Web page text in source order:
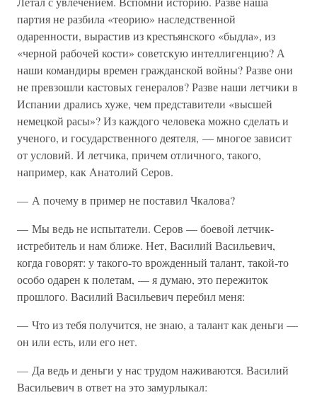
партия не разбила «теорию» наследственной
одаренности, вырастив из крестьянского «быдла», из
«черной рабочей кости» советскую интеллигенцию? А
наши командиры времен гражданской войны? Разве они
не превзошли кастовых генералов? Разве наши летчики в
Испании дрались хуже, чем представители «высшей
немецкой расы»? Из каждого человека можно сделать и
ученого, и государственного деятеля, — многое зависит
от условий. И летчика, причем отличного, такого,
например, как Анатолий Серов.
— А почему в пример не поставил Чкалова?
— Мы ведь не испытатели. Серов — боевой летчик-
истребитель и нам ближе. Нет, Василий Васильевич,
когда говорят: у такого-то врожденный талант, такой-то
особо одарен к полетам, — я думаю, это пережиток
прошлого. Василий Васильевич перебил меня:
— Что из тебя получится, не знаю, а талант как деньги —
он или есть, или его нет.
— Да ведь и деньги у нас трудом наживаются. Василий
Васильевич в ответ на это замурлыкал: